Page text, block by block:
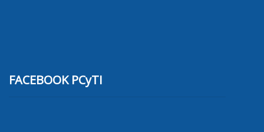
FACEBOOK PCyTI